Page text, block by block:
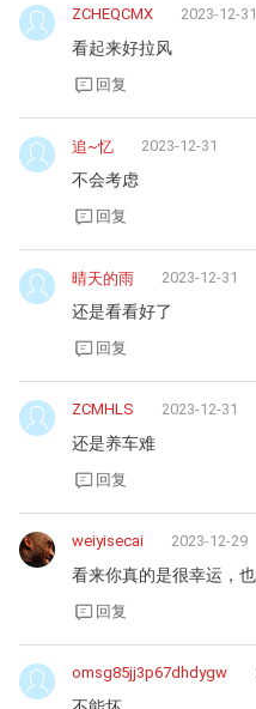
ZCHEQCMX 2023-12-31
看起来好拉风
回复
追~忆 2023-12-31
不会考虑
回复
晴天的雨 2023-12-31
还是看看好了
回复
ZCMHLS 2023-12-31
还是养车难
回复
weiyisecai 2023-12-29
看来你真的是很幸运，
回复
omsg85jj3p67dhdygw